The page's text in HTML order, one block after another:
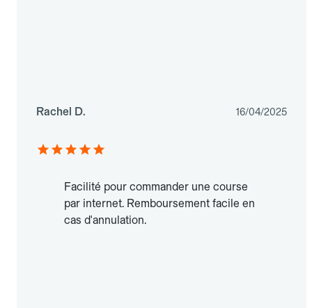
Rachel D. 16/04/2025
Facilité pour commander une course
par internet. Remboursement facile en
cas d'annulation.